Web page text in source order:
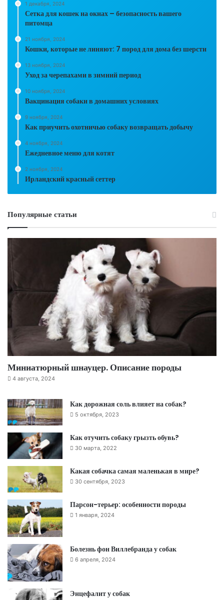
1 декабря, 2024
Сетка для кошек на окнах – безопасность вашего
питомца
21 ноября, 2024
Кошки, которые не линяют: 7 пород для дома без шерсти
13 ноября, 2024
Уход за черепахами в зимний период
10 ноября, 2024
Вакцинация собаки в домашних условиях
9 ноября, 2024
Как приучить охотничью собаку возвращать добычу
4 ноября, 2024
Ежедневное меню для котят
2 ноября, 2024
Ирландский красный сеттер
Популярные статьи
Миниатюрный шнауцер. Описание породы
4 августа, 2024
Как дорожная соль влияет на собак?
5 октября, 2023
Как отучить собаку грызть обувь?
30 марта, 2022
Какая собачка самая маленькая в мире?
30 сентября, 2023
Парсон-терьер: особенности породы
1 января, 2024
Болезнь фон Виллебранда у собак
6 апреля, 2024
Энцефалит у собак